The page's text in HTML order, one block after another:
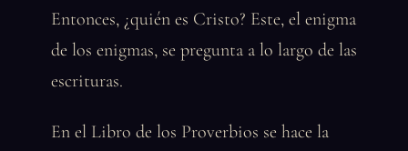
Entonces, ¿quién es Cristo? Este, el enigma
de los enigmas, se pregunta a lo largo de las
escrituras.
En el Libro de los Proverbios se hace la